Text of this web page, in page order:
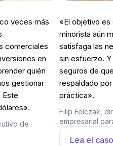
veces más
comerciales
en
quién
gestionar
Este
de
«El objetivo
minorista aún
satisfaga las
sin esfuerzo.
seguros de
respaldado
práctica».
Filip Felczak,
empresarial
Lea el caso